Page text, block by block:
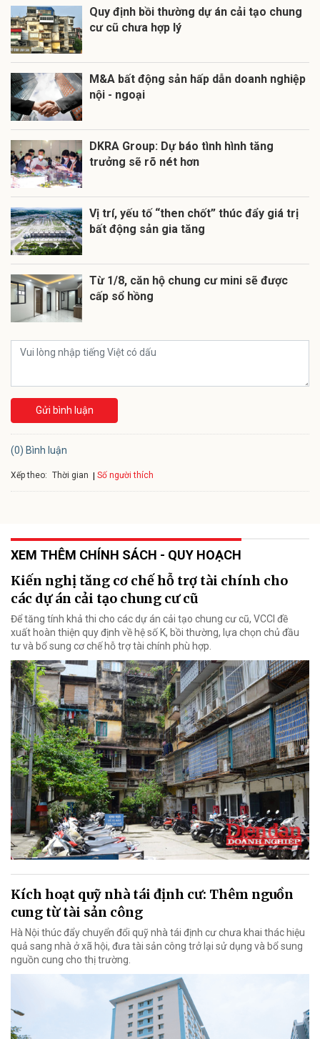
Quy định bồi thường dự án cải tạo chung
cư cũ chưa hợp lý
M&A bất động sản hấp dẫn doanh nghiệp
nội - ngoại
DKRA Group: Dự báo tình hình tăng
trưởng sẽ rõ nét hơn
Vị trí, yếu tố “then chốt” thúc đẩy giá trị
bất động sản gia tăng
Từ 1/8, căn hộ chung cư mini sẽ được
cấp sổ hồng
Gửi bình luận
(0) Bình luận
Xếp theo: Thời gian Số người thích
XEM THÊM CHÍNH SÁCH - QUY HOẠCH
Kiến nghị tăng cơ chế hỗ trợ tài chính cho
các dự án cải tạo chung cư cũ
Để tăng tính khả thi cho các dự án cải tạo chung cư cũ, VCCI đề
xuất hoàn thiện quy định về hệ số K, bồi thường, lựa chọn chủ đầu
tư và bổ sung cơ chế hỗ trợ tài chính phù hợp.
Kích hoạt quỹ nhà tái định cư: Thêm nguồn
cung từ tài sản công
Hà Nội thúc đẩy chuyển đổi quỹ nhà tái định cư chưa khai thác hiệu
quả sang nhà ở xã hội, đưa tài sản công trở lại sử dụng và bổ sung
nguồn cung cho thị trường.